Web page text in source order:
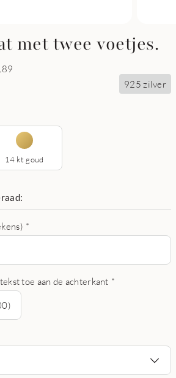
met twee voetjes.
925 zilver
14 kt goud
*
toe aan de achterkant *